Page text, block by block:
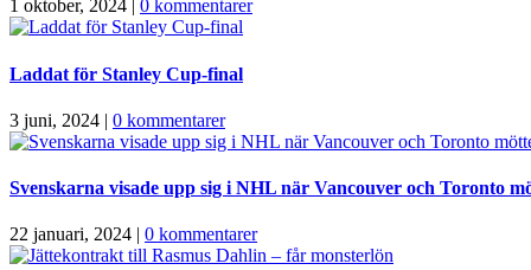
1 oktober, 2024 0 kommentarer
Laddat för Stanley Cup-final
3 juni, 2024 | 0 kommentarer
Svenskarna visade upp sig i NHL när Vancouver och Toronto
22 januari, 2024 0 kommentarer